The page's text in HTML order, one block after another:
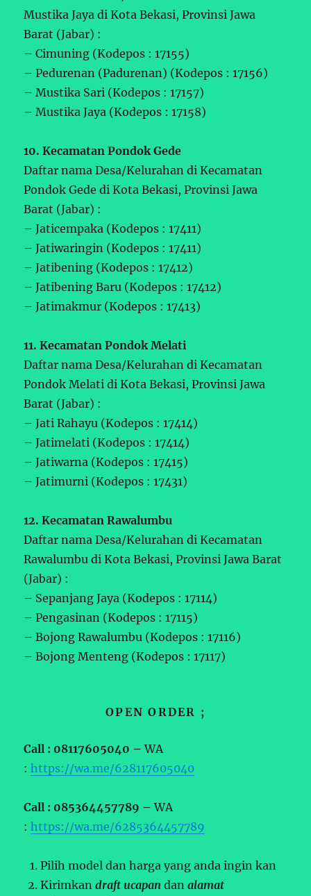
Mustika Jaya di Kota Bekasi, Provinsi Jawa
Barat (Jabar) :
– Cimuning (Kodepos : 17155)
– Pedurenan (Padurenan) (Kodepos : 17156)
– Mustika Sari (Kodepos : 17157)
– Mustika Jaya (Kodepos : 17158)
10. Kecamatan Pondok Gede
Daftar nama Desa/Kelurahan di Kecamatan
Pondok Gede di Kota Bekasi, Provinsi Jawa
Barat (Jabar) :
– Jaticempaka (Kodepos : 17411)
– Jatiwaringin (Kodepos : 17411)
– Jatibening (Kodepos : 17412)
– Jatibening Baru (Kodepos : 17412)
– Jatimakmur (Kodepos : 17413)
11. Kecamatan Pondok Melati
Daftar nama Desa/Kelurahan di Kecamatan
Pondok Melati di Kota Bekasi, Provinsi Jawa
Barat (Jabar) :
– Jati Rahayu (Kodepos : 17414)
– Jatimelati (Kodepos : 17414)
– Jatiwarna (Kodepos : 17415)
– Jatimurni (Kodepos : 17431)
12. Kecamatan Rawalumbu
Daftar nama Desa/Kelurahan di Kecamatan
Rawalumbu di Kota Bekasi, Provinsi Jawa Barat
(Jabar) :
– Sepanjang Jaya (Kodepos : 17114)
– Pengasinan (Kodepos : 17115)
– Bojong Rawalumbu (Kodepos : 17116)
– Bojong Menteng (Kodepos : 17117)
OPEN ORDER ;
Call : 08117605040 –WA
:https://wa.me/628117605040
Call : 085364457789 –WA
:https://wa.me/6285364457789
Pilih model dan harga yang anda ingin kan
Kirimkandraft ucapan danalamat